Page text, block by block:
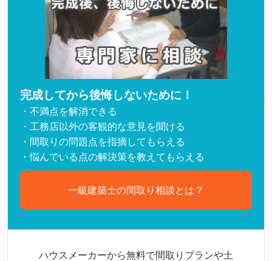
完成してから後悔しないために！
・不満点を解消できる
・工務店以外の客観的な意見を聞ける
・間取りの問題点を指摘してもらえる
・悩んでいる点の解決策を教えてもらえる
一級建築士の間取り相談とは？
ハウスメーカーから無料で間取りプランや土